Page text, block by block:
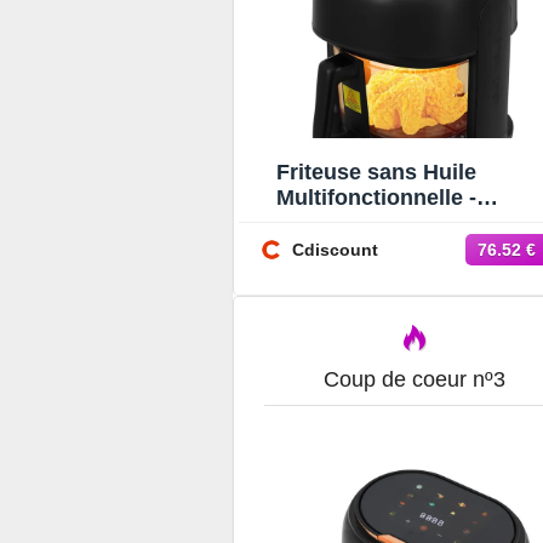
Friteuse sans Huile
Multifonctionnelle -
Friteuse sans Huile 80-
Cdiscount 76.52 €
Coup de coeur nº3